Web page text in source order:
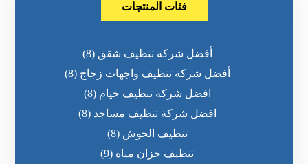
فئات المنتجات
أفضل شركة تنظيف شقق (8)
أفضل شركة تنظيف واجهات زجاج (8)
افضل شركة تنظيف خيام (8)
افضل شركة تنظيف مساجد (8)
تنظيف الحوش (8)
تنظيف خزان مياه (9)